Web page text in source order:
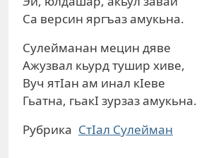
Са версин яргъаз амукьна.
Сулейманан мецин дяве
Ажузвал кьурд тушир хиве,
Вуч ятIан ам инал кIеве
Гьатна, гьакI зурзаз амукьна.
Рубрика СтIал Сулейман